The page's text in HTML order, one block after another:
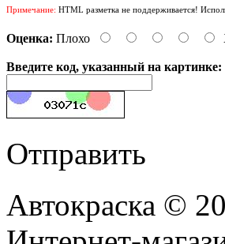
Примечание: HTML разметка не поддерживается!
Оценка: Плохо
Введите код, указанный на картинке:
Отправить
Автокраска ©